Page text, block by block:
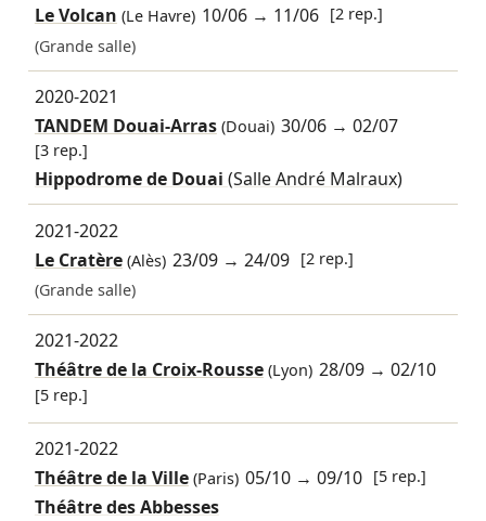
Le Volcan (Le Havre) 10/06 → 11/06 [2 rep.]
(Grande salle)
2020-2021
TANDEM Douai-Arras(Douai) 30/06 →02/07
[3 rep.]
Hippodrome de Douai (Salle André Malraux)
2021-2022
Le Cratère(Alès) 23/09 →24/09 [2 rep.]
(Grande salle)
2021-2022
Théâtre de la Croix-Rousse(Lyon) 28/09 →02/10
[5 rep.]
2021-2022
Théâtre de la Ville(Paris) 05/10 →09/10 [5 rep.]
Théâtre des Abbesses